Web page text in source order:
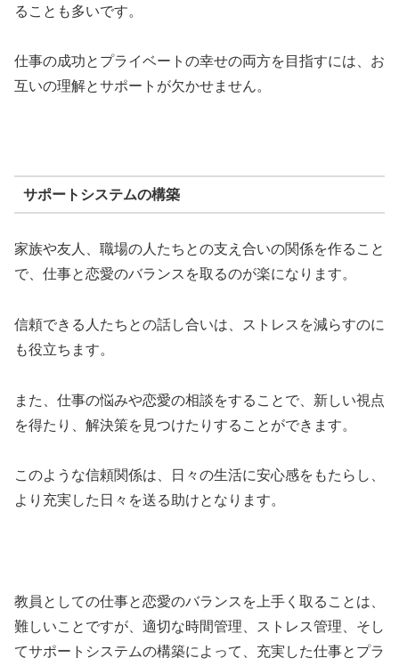
ることも多いです。
仕事の成功とプライベートの幸せの両方を目指すには、お
互いの理解とサポートが欠かせません。
サポートシステムの構築
家族や友人、職場の人たちとの支え合いの関係を作ること
で、仕事と恋愛のバランスを取るのが楽になります。
信頼できる人たちとの話し合いは、ストレスを減らすのに
も役立ちます。
また、仕事の悩みや恋愛の相談をすることで、新しい視点
を得たり、解決策を見つけたりすることができます。
このような信頼関係は、日々の生活に安心感をもたらし、
より充実した日々を送る助けとなります。
教員としての仕事と恋愛のバランスを上手く取ることは、
難しいことですが、適切な時間管理、ストレス管理、そし
てサポートシステムの構築によって、充実した仕事とプラ